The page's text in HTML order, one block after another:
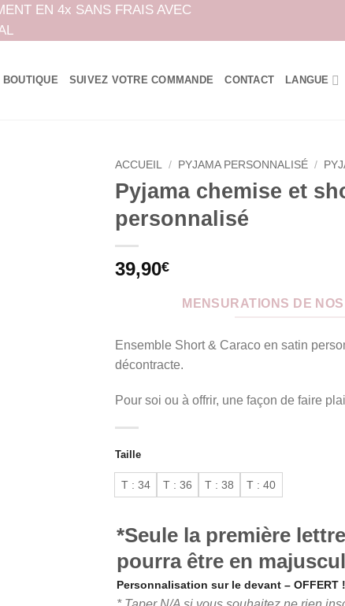
EN 4x SANS FRAIS AVEC
BOUTIQUE SUIVEZ VOTRE COMMANDE CONTACT LANGUE
ACCUEIL / PYJAMA PERSONNALISÉ /
Pyjama chemise et
personnalisé
39,90€
MENSURATIONS DE
Ensemble Short & Caraco en satin
décontracte.
Pour soi ou à offrir, une façon de faire
Taille
T : 34 T : 36 T : 38 T : 40
*Seule la première
pourra être en
Personnalisation sur le devant – OFFERT !